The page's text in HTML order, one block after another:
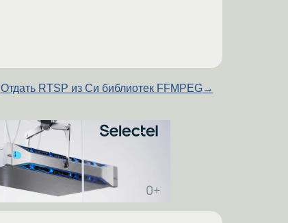
Отдать RTSP из Си библиотек FFMPEG→